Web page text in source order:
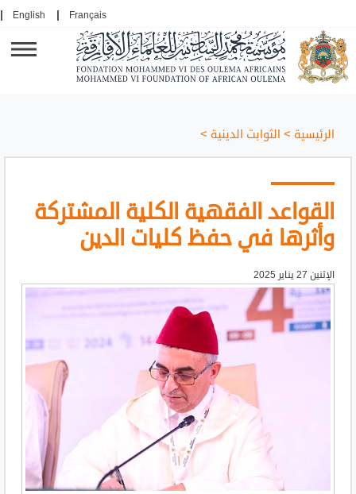
Français
English
الرئيسية > الثوابت الدينية >
القواعد الفقهية الكلية المشتركة
وأثرها في حفظ كليات الدين
الإثنين 27 يناير 2025